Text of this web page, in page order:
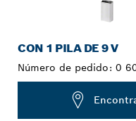
CON 1 PILA DE 9 V
Número de pedido: 0